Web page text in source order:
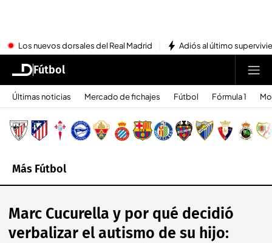
Los nuevos dorsales del Real Madrid Adiós al último
Fútbol
Últimas noticias Mercado de fichajes Fútbol Fórmula 1
Más Fútbol
Marc Cucurella y por qué decidió
verbalizar el autismo de su hijo: